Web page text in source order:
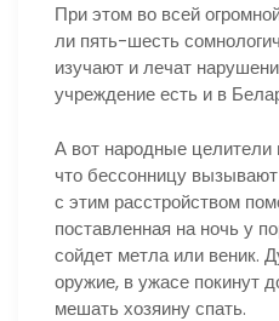
При этом во всей
ли пять-шесть
изучают и лечат
учреждение есть и в
А вот народные
что бессонницу
с этим расстройством
поставленная на ночь у
сойдет метла или веник.
оружие, в ужасе покинут
мешать хозяину спать.